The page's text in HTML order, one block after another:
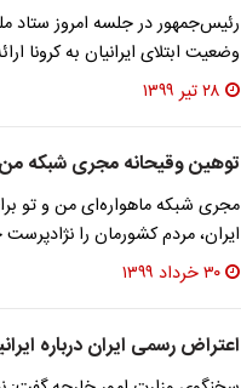
رئیس‌جمهور در جلسه امروز ستاد
وضعیت ابتلای ایرانیان به کرونا
۲۸ تیر ۱۳۹۹
توهین وقیحانه مجری شبکه من
مجری شبکه ماهواره‌ای من و تو
ایران، مردم کشورمان را نژادپرست
۳۰ خرداد ۱۳۹۹
اعتراض رسمی ایران درباره